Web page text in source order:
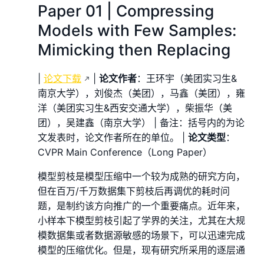
Paper 01 | Compressing
Models with Few Samples:
Mimicking then Replacing
论文下载 论文作者：王环宇（美团实习生&
南京大学），刘俊杰（美团），马鑫（美团），雍
洋（美团实习生&西安交通大学），柴振华（美
团），吴建鑫（南京大学） | 备注：括号内的为论
文发表时，论文作者所在的单位。 | 论文类型：
CVPR Main Conference（Long Paper）
模型剪枝是模型压缩中一个较为成熟的研究方向，
但在百万/千万数据集下剪枝后再调优的耗时问
题，是制约该方向推广的一个重要痛点。近年来，
小样本下模型剪枝引起了学界的关注，尤其在大规
模数据集或者数据源敏感的场景下，可以迅速完成
模型的压缩优化。但是，现有研究所采用的逐层通